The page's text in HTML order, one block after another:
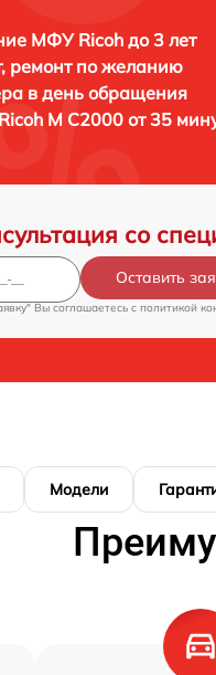
МФУ Ricoh до 3 лет
ремонт по желанию
в день обращения
Ricoh M C2000 от 35
со
Оставить
Вы соглашаетесь c политикой
Модели